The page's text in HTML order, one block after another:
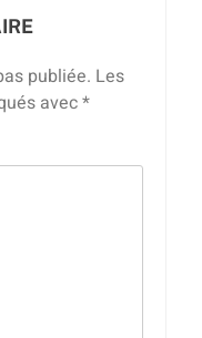
publiée. Les
avec*